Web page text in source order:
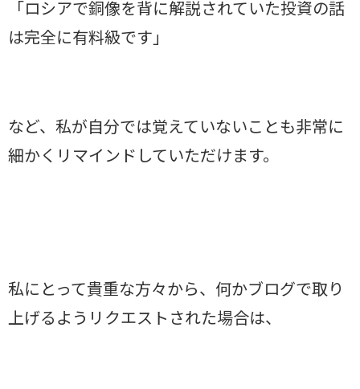
「ロシアで銅像を背に解説されていた投資の話
は完全に有料級です」
など、私が自分では覚えていないことも非常に
細かくリマインドしていただけます。
私にとって貴重な方々から、何かブログで取り
上げるようリクエストされた場合は、